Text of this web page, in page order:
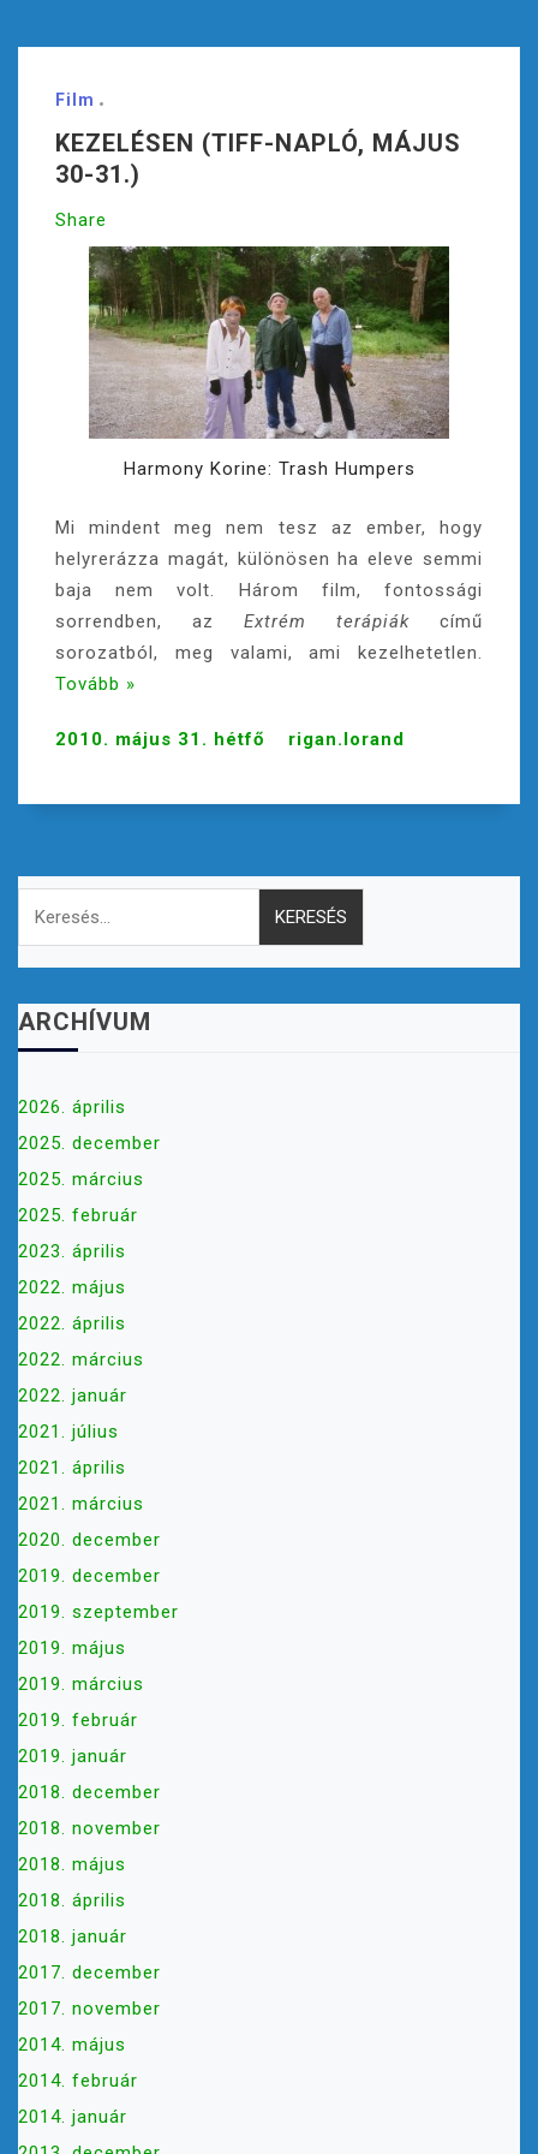
Film
KEZELÉSEN (TIFF-NAPLÓ, MÁJUS
30-31.)
Share
Harmony Korine: Trash Humpers
Mi mindent meg nem tesz az ember, hogy
helyrerázza magát, különösen ha eleve semmi
baja nem volt. Három film, fontossági
sorrendben, az Extrém terápiák című
sorozatból, meg valami, ami kezelhetetlen.
Tovább »
2010. május 31. hétfő rigan.lorand
Keresés:
ARCHÍVUM
2026. április
2025. december
2025. március
2025. február
2023. április
2022. május
2022. április
2022. március
2022. január
2021. július
2021. április
2021. március
2020. december
2019. december
2019. szeptember
2019. május
2019. március
2019. február
2019. január
2018. december
2018. november
2018. május
2018. április
2018. január
2017. december
2017. november
2014. május
2014. február
2014. január